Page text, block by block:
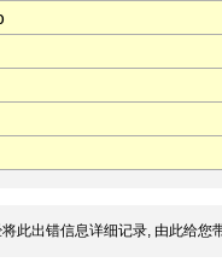
此出错信息详细记录, 由此给您